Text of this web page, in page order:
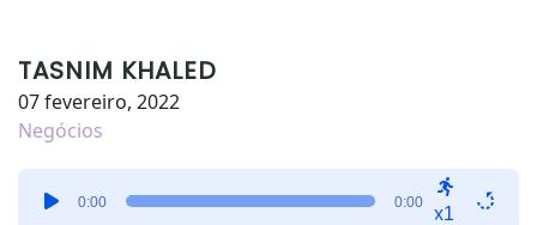
TASNIM KHALED
07 fevereiro, 2022
Negócios
0:00 0:00
x1